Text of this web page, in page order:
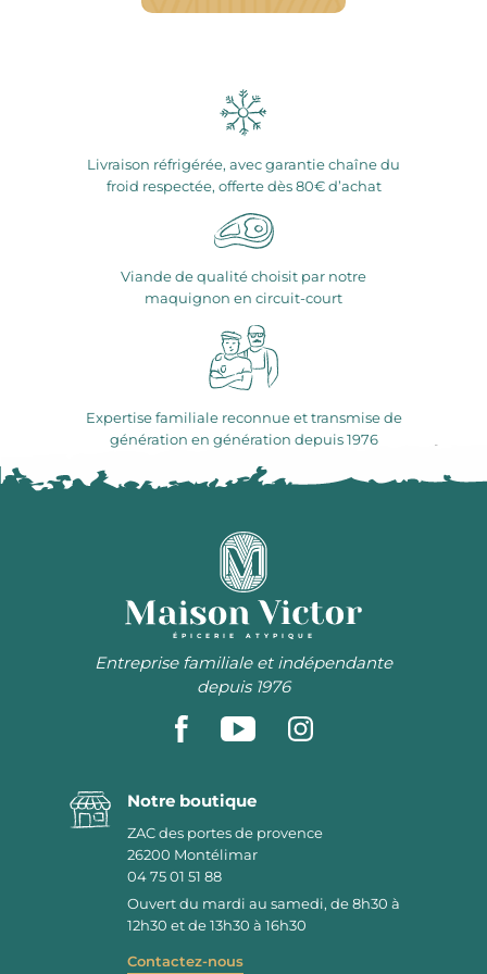
Livraison réfrigérée, avec garantie chaîne du
froid respectée, offerte dès 80€ d’achat
Viande de qualité choisit par notre
maquignon en circuit-court
Expertise familiale reconnue et transmise de
génération en génération depuis 1976
ÉPICERIE ATYPIQUE
Entreprise familiale et indépendante
depuis 1976
Notre boutique
ZAC des portes de provence
26200 Montélimar
04 75 01 51 88
Ouvert du mardi au samedi, de 8h30 à
12h30 et de 13h30 à 16h30
Contactez-nous